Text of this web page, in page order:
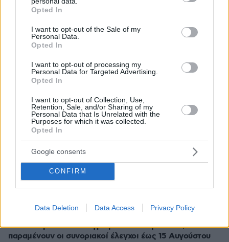
grant or deny consent to Google and its third-party tags to
use your data for below specified purposes in below Google
consent section.
Opted In
I want to opt-out of the Sale of my
Personal Data.
Opted In
I want to opt-out of processing my
Personal Data for Targeted Advertising.
Opted In
I want to opt-out of Collection, Use,
Retention, Sale, and/or Sharing of my
Personal Data that Is Unrelated with the
Purposes for which it was collected.
Opted In
Google consents
CONFIRM
Data Deletion Data Access Privacy Policy
Ακολουθήστε το
Δείτε όλες τις τελευταίες
Protothema.gr
ΡΟΗ ΕΙΔΗΣΕΩΝ
Ειδήσεις
Τρία μέτωπα «κόκκινου συναγερμού» για τη ναυτιλία:
Εκρήξεις στο Ορμούζ, νέες επιθέσεις στην Υεμένη και
πλήγματα σε πλοία στην Οδησσό
Ένταση μεταξύ Ιταλίας-Ισπανίας για το μεταναστευτικό:
Δεν δεχόμαστε τελεσίγραφα απαντά η Μελόνι,
παραμένουν οι συνοριακοί έλεγχοι έως 15 Αυγούστου
πριν 10 λεπτά